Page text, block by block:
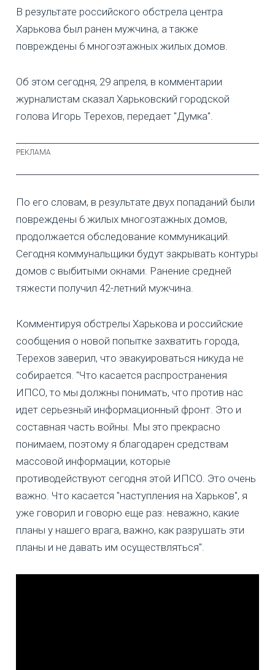
В результате российского обстрела центра
Харькова был ранен мужчина, а также
повреждены 6 многоэтажных жилых домов.
Об этом сегодня, 29 апреля, в комментарии
журналистам сказал Харьковский городской
голова Игорь Терехов, передает "Думка".
По его словам, в результате двух попаданий были
повреждены 6 жилых многоэтажных домов,
продолжается обследование коммуникаций.
Сегодня коммунальщики будут закрывать контуры
домов с выбитыми окнами. Ранение средней
тяжести получил 42-летний мужчина.
Комментируя обстрелы Харькова и российские
сообщения о новой попытке захватить города,
Терехов заверил, что эвакуироваться никуда не
собирается. "Что касается распространения
ИПСО, то мы должны понимать, что против нас
идет серьезный информационный фронт. Это и
составная часть войны. Мы это прекрасно
понимаем, поэтому я благодарен средствам
массовой информации, которые
противодействуют сегодня этой ИПСО. Это очень
важно. Что касается "наступления на Харьков", я
уже говорил и говорю еще раз: неважно, какие
планы у нашего врага, важно, как разрушать эти
планы и не давать им осуществляться".